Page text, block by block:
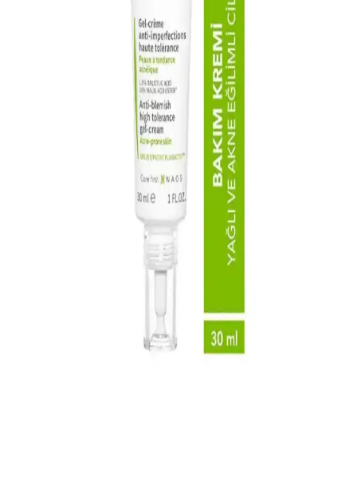
Akne Problemi ve Cilt Jeli Kullanımı: Cilt Sağlığını
Cilt jelleri, akneye yatkın ciltlerde sebum kontrolü ve gözenek
temizliği sağlar. Doğru ürün seçimi ve düzenli kullanım, sağlıklı ve
dengeli cilt görünümüne ulaşmada önemli rol oynar.
Akne ve Siyah Nokta Sorunlarına Yönelik Yüz
Temizleyici Seçimi ve Kullanımı Rehberi
Akne ve siyah nokta sorunlarına uygun yüz temizleyicilerin
özellikleri, içerikleri ve seçim ipuçlarıyla cilt sağlığınızı koruyun ve
Allerjik Ciltler İçin Bepanthol Krem: Cilt Bariyerini
Güçlendiren ve Rahatlatıcı Etkiler
Bepanthol krem, panthenol içeriğiyle allerjik ciltlerde tahrişi
Dr.C.Tuna Çay Ağacı Yağlı Sos Serumu: Çok Yönlü
Doğal Cilt ve Saç Bakım Ürünü